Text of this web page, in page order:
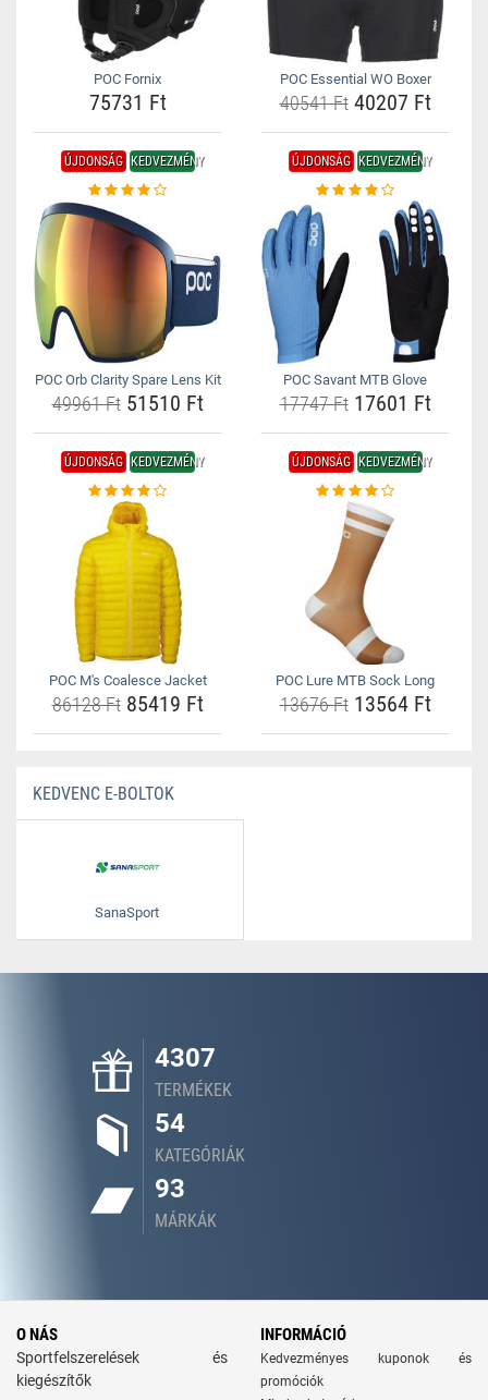
POC Fornix
75731 Ft
POC Essential WO Boxer
40541 Ft40207 Ft
ÚJDONSÁG KEDVEZMÉNY
POC Orb Clarity Spare Lens Kit
49961 Ft51510 Ft
ÚJDONSÁG KEDVEZMÉNY
POC Savant MTB Glove
17747 Ft17601 Ft
ÚJDONSÁG KEDVEZMÉNY
POC M's Coalesce Jacket
86128 Ft85419 Ft
ÚJDONSÁG KEDVEZMÉNY
POC Lure MTB Sock Long
13676 Ft13564 Ft
KEDVENC E-BOLTOK
SanaSport
4307
TERMÉKEK
54
KATEGÓRIÁK
93
MÁRKÁK
O NÁS
Sportfelszerelések és
kiegészítők
INFORMÁCIÓ
Kedvezményes kuponok és
promóciók